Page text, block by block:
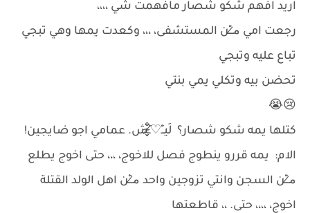
اريد افهم شكو شصار مافهمت شي ،،،،
رجعت امي م̷ـــِْن المستشفى، ،،، وكعدت يمها وهي تبجي
تباع عليه وتبجي
تحضن بيه وتكلي يمي بنتي
😢😭
كتلها يمه شكو شصار؟ لَيــِْ♡̷̴̬̩̃̊ـِْش. عمامي اجو ضايجين!
الام: يمه قررو ينطوج فصل للاخوج، ،،، حتى اخوج يطلع
م̷ـــِْن السجن وانتي تزوجين واحد م̷ـــِْن اهل الولد القتلة
اخوج، ،،،، حتى. ،، قاطعتها